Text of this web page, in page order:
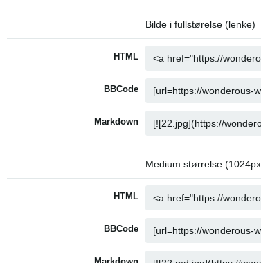
Bilde i fullstørelse (lenke)
HTML
BBCode
Markdown
Medium størrelse
HTML
BBCode